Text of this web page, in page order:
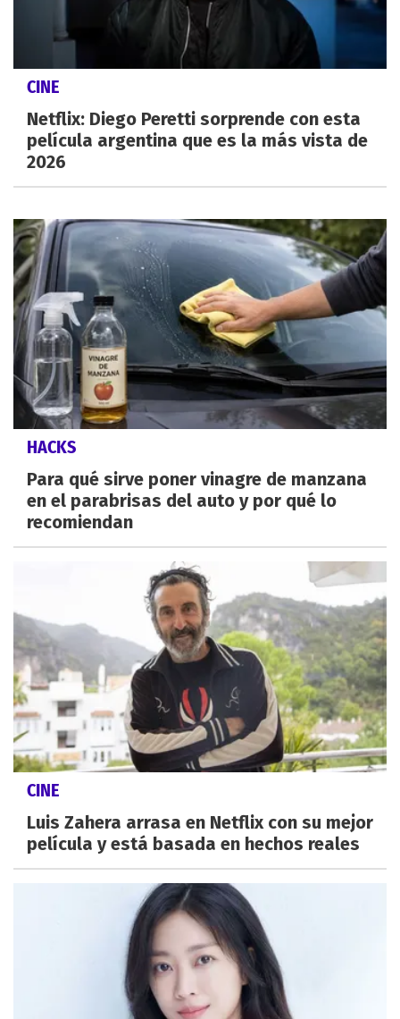
CINE
Netflix: Diego Peretti sorprende con esta
película argentina que es la más vista de
2026
HACKS
Para qué sirve poner vinagre de manzana
en el parabrisas del auto y por qué lo
recomiendan
CINE
Luis Zahera arrasa en Netflix con su mejor
película y está basada en hechos reales